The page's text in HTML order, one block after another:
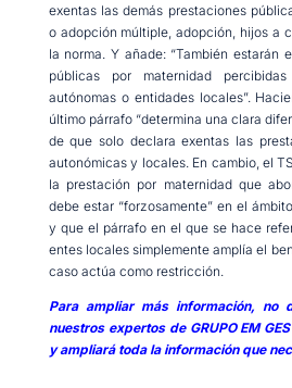
exentas las demás prestaciones
o adopción múltiple, adopción, hijos a
la norma. Y añade: “También estarán
públicas por maternidad
autónomas o entidades locales”.
último párrafo “determina una clara
de que solo declara exentas las
autonómicas y locales. En cambio, el
la prestación por maternidad que
debe estar “forzosamente” en el
y que el párrafo en el que se hace
entes locales simplemente amplía el
caso actúa como restricción.
Para ampliar más información, no
nuestros expertos de GRUPO EM
y ampliará toda la información que